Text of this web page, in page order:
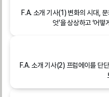
F.A. 소개 기사(1) 변화의 시대,
엇’을 상상하고 ‘어떻
F.A. 소개 기사(2) 프럼에이를 단